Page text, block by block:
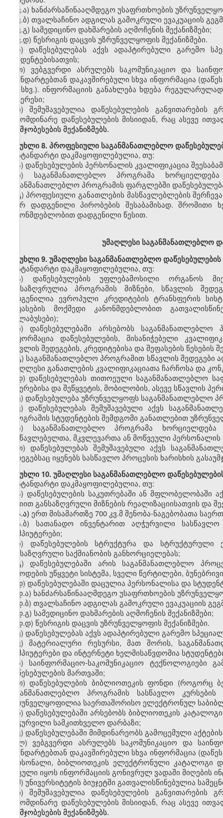
ვ.ა) ხანძარსაწინააღმდეგო უსაფრთხოების
ვ.ბ) თვალსაჩინო ადგილას გამოკრული ევაკუაციის
ვ.გ) სამედიცინო დახმარების აღმოჩენის მექანიზმები;
ვ.დ) წესრიგის დაცვის უზრუნველყოფის მექანიზმები.
ზ) დაწესებულებას აქვს ადაპტირებული გარემო
სტუდენტებისათვის;
თ) ვებგვერდი ასრულებს საკომუნიკაციო და
სტანდარტებთან დაკავშირებული სხვა ინფორმაცია
სხვ.). ინფორმაციის განახლება ხდება
ინტერესი;
ი) შემუშავებულია დაწესებულების განვითარების
გამომდინარე დაწესებულების მისიიდან, რაც ასევე
გაუმჯობესების მექანიზმებს.
მუხლი8. პროფესიული საგანმანათლებლო
სტანდარტი დაკმაყოფილებულია, თუ:
ა) დაწესებულების პერსონალის კვალიფიკაცია
ბ)
საგანმანათლებლო პროგრამა ხორციელდება
საგანმანათლებლო პროგრამის ფარგლებში
გ) პროფესიული განათლების მასწავლებლების
მიერ დადგენილი პირობების შესაბამისად. შრომითი
კანონმდებლობით დადგენილი წესით.
უმაღლესი საგანმანათლებლო
მუხლი9. უმაღლესი საგანმანათლებლო
სტანდარტი დაკმაყოფილებულია, თუ:
ა)
დაწესებულებისუფლებამოსილი ორგანოს
განსაზღვრულია პროგრამის მიზნები, სწავლის
შედგენილია ევროპული კრედიტების ტრანსფერის
შეფასების მოქმედი კანონმდებლობით
(სილაბუსები);
ბ)
დაწესებულებაში არსებობს
ინფორმაცია დაწესებულების, მისანიჭებელი
სწავლის შედეგების, კრედიტებისა და შეფასების წესების
გ) საგანმანათლებლო პროგრამით სწავლის
უმაღლესი განათლების კვალიფიკაციათა ჩარჩოსა და
დ) დაწესებულებას თითოეული საგანმანათლებლო
შეჩერებისა და შეწყვეტის, მობილობის, ასევე სწავლის
ე) დაწესებულება უზრუნველყოფს საგანმანათლებლო
ვ) დაწესებულებას შემუშავებული აქვს
პროგრამის სტუდენტების შემდგომი განათლებით
ზ)
საგანმანათლებლო პროგრამა
მასწავლებელთა, მკვლევართა ან მოწვეული პერსონალის
თ) დაწესებულებას შემუშავებული აქვს
შედეგებსაც იყენებს სასწავლო პროცესის ხარისხის
მუხლი 10. უმაღლესი საგანმანათლებლო
სტანდარტი დაკმაყოფილებულია, თუ:
ა) დაწესებულების საკუთრებაში ან მფლობელობაში
მისიითგანსაზღვრული მიზნების რეალიზაციისათვის და
ა.ა) ერთმისამართზე 700 კვ.მ შენობა-ნაგებობათა
ა.ბ)
სათანადო ინვენტარით აღჭურვილი
კომპიუტერები;
ბ) დაწესებულების სტრუქტურა და სტრუქტურული
განსაზღვრული საქმიანობის განხორციელებას;
გ) დაწესებულებაში არის საგანმანათლებლო
მიწოდების უწყვეტი სისტემა, სველი წერტილები,
დ) დაწესებულებაში დაცულია პერსონალისა და
დ.ა) ხანძარსაწინააღმდეგო უსაფრთხოების
დ.ბ) თვალსაჩინო ადგილას გამოკრული ევაკუაციის
დ.გ) სამედიცინო დახმარების აღმოჩენის მექანიზმები;
დ.დ) წესრიგის დაცვის უზრუნველყოფის მექანიზმები.
ე) დაწესებულებას აქვს ადაპტირებული გარემო
ვ) მატერიალური რესურსი, მათ შორის,
კომპიუტერები და ინტერნეტი ხელმისაწვდომია
ზ) საინფორმაციო-საკომუნიკაციო
ტექნოლოგიები
დაწესებულების მართვაში;
თ) დაწესებულების ბიბლიოთეკის ფონდი (როგორც
საგანმანათლებლო პროგრამის სასწავლო
უზრუნველყოფილია საერთაშორისო ელექტრონულ
ი) დაწესებულებაში არსებობს ბიბლიოთეკის
აღჭურვილი სამკითხველო დარბაზი;
კ) დაწესებულებაში მიმდინარეობს გამოცემული
ლ) ვებგვერდი ასრულებს საკომუნიკაციო და
სტანდარტებთან დაკავშირებული სხვა ინფორმაცია
პერსონალი, ბიბლიოთეკის ელექტრონული კატალოგი
დაცული იყოს ინფორმაციის გონივრულ ვადაში მიღების
მ) უნივერსიტეტის ბიუჯეტში გათვალისწინებულია
ნ) შემუშავებულია დაწესებულების განვითარების
გამომდინარე დაწესებულების მისიიდან, რაც ასევე
გაუმჯობესების მექანიზმებს.